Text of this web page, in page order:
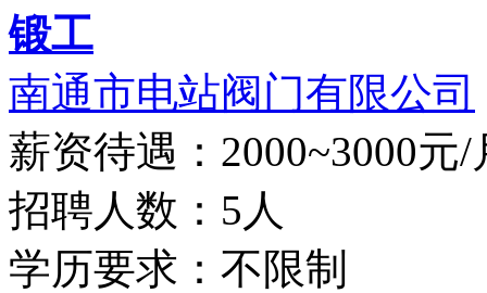
锻工
南通市电站阀门有限公司
薪资待遇：2000~3000元/
招聘人数：5人
学历要求：不限制